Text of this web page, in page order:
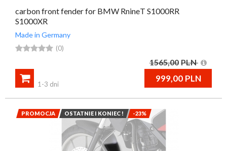
carbon front fender for BMW RnineT S1000RR
S1000XR
Made in Germany
 (0)
1565,00 PLN
999,00 PLN

1-3 dni
PROMOCJA OSTATNIE I KONIEC ! -23%